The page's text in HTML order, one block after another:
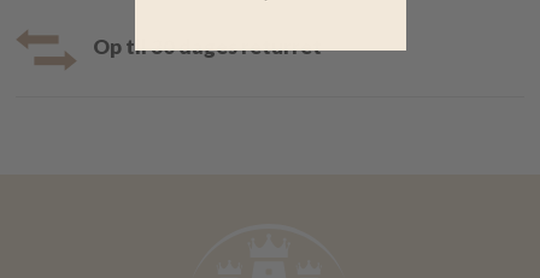
Op til 30 dages returret